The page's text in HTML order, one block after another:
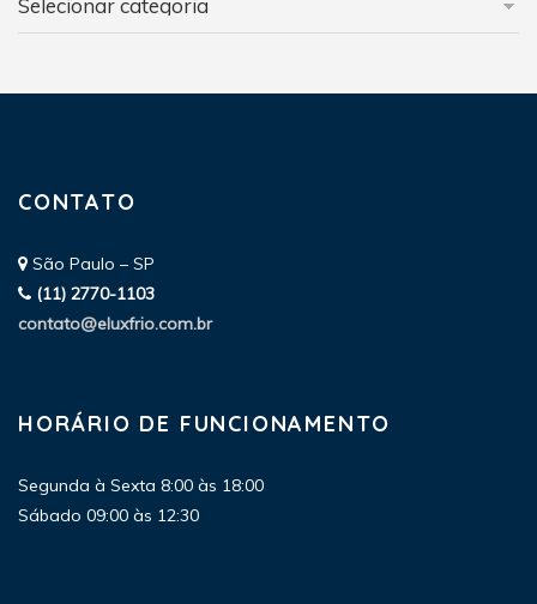
CONTATO
São Paulo – SP
(11) 2770-1103
contato@eluxfrio.com.br
HORÁRIO DE FUNCIONAMENTO
Segunda à Sexta 8:00 às 18:00
Sábado 09:00 às 12:30